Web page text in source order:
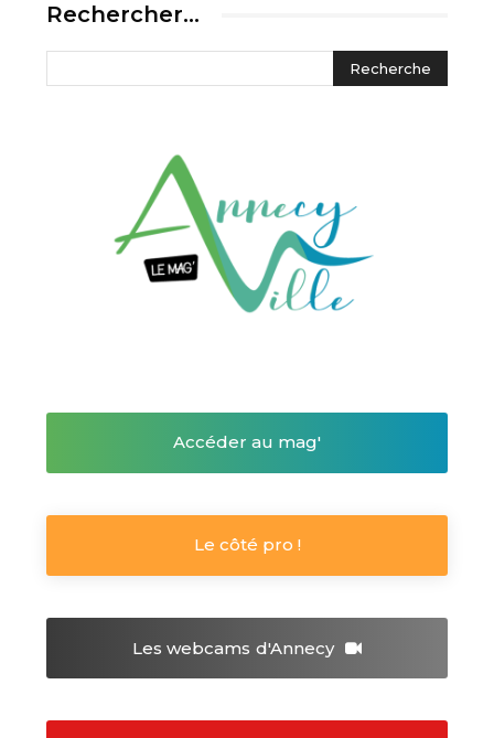
Rechercher…
Accéder au mag'
Le côté pro !
Les webcams d'Annecy